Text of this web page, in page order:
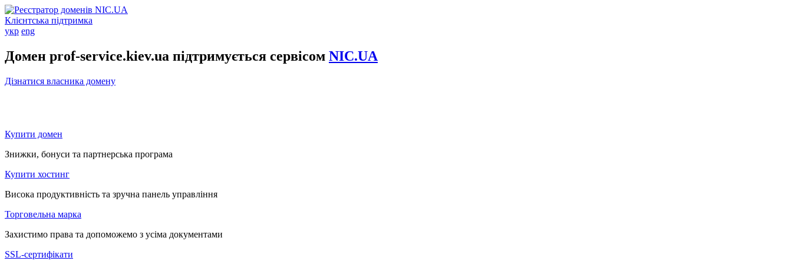
Клієнтська підтримка
укр eng
Домен prof-service.kiev.ua підтримується сервісом NIC.UA
Дізнатися власника домену
Купити домен
Знижки, бонуси та партнерська програма
Купити хостинг
Висока продуктивність та зручна панель управління
Торговельна марка
Захистимо права та допоможемо з усіма документами
SSL-сертифікати